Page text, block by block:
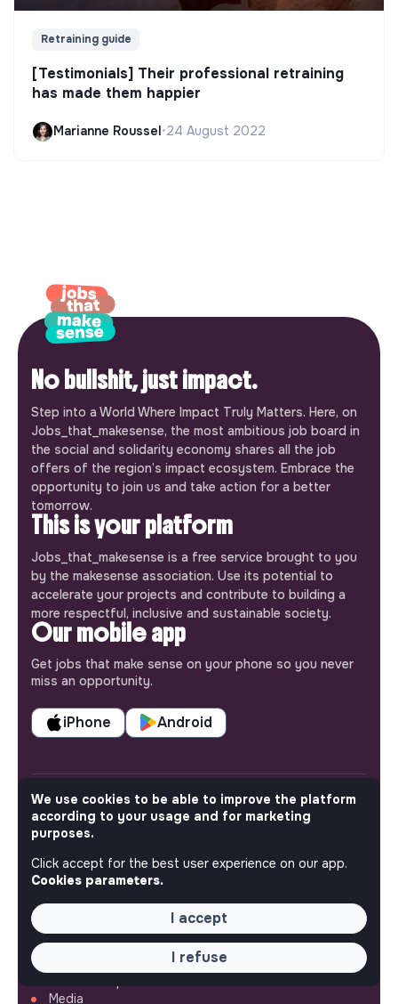
Retraining guide
[Testimonials] Their professional retraining
has made them happier
Marianne Roussel•24 August 2022
No bullshit, just impact.
Step into a World Where Impact Truly Matters. Here, on
Jobs_that_makesense, the most ambitious job board in
the social and solidarity economy shares all the job
offers of the region’s impact ecosystem. Embrace the
opportunity to join us and take action for a better
tomorrow.
This is your platform
Jobs_that_makesense is a free service brought to you
by the makesense association. Use its potential to
accelerate your projects and contribute to building a
more respectful, inclusive and sustainable society.
Our mobile app
Get jobs that make sense on your phone so you never
miss an opportunity.
iPhone Android
ABOUT
Our mission and impact
Makesense NGO
QUICK LINKS
Media
We use cookies to be able to improve the platform
according to your usage and for marketing
purposes.
Click accept for the best user experience on our app.
Cookies parameters.
I accept
I refuse